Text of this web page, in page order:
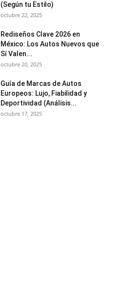
(Según tu Estilo)
octubre 22, 2025
Rediseños Clave 2026 en
México: Los Autos Nuevos que
Sí Valen...
octubre 20, 2025
Guía de Marcas de Autos
Europeos: Lujo, Fiabilidad y
Deportividad (Análisis...
octubre 17, 2025